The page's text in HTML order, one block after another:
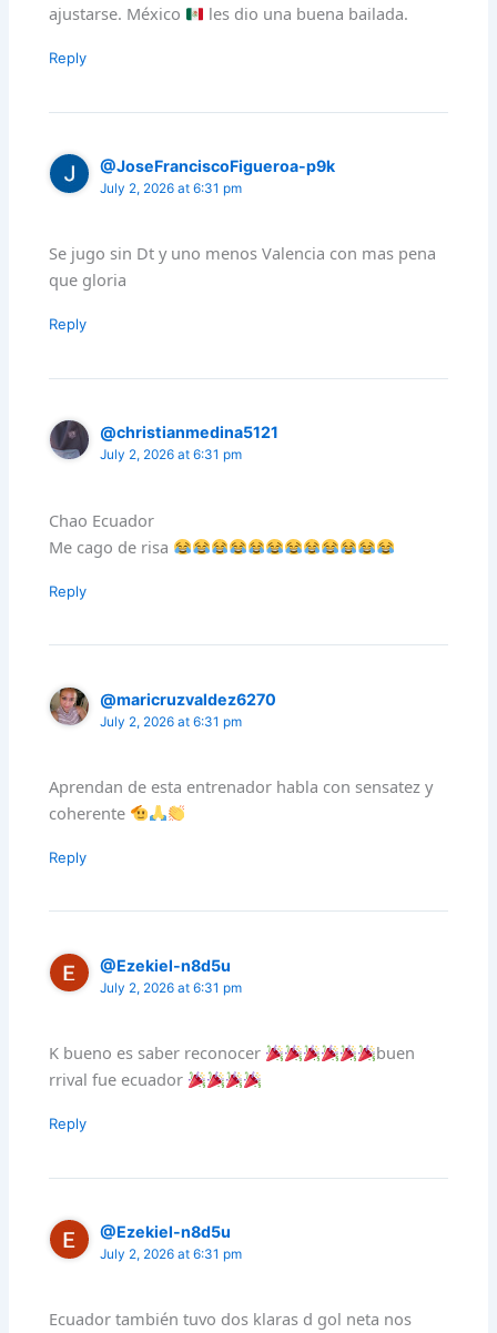
ajustarse. México
les dio una buena bailada.
Reply
@JoseFranciscoFigueroa-p9k
July 2, 2026 at 6:31 pm
Se jugo sin Dt y uno menos Valencia con mas pena
que gloria
Reply
@christianmedina5121
July 2, 2026 at 6:31 pm
Chao Ecuador
Me cago de risa
Reply
@maricruzvaldez6270
July 2, 2026 at 6:31 pm
Aprendan de esta entrenador habla con sensatez y
coherente
Reply
@Ezekiel-n8d5u
July 2, 2026 at 6:31 pm
K bueno es saber reconocer
buen
rrival fue ecuador
Reply
@Ezekiel-n8d5u
July 2, 2026 at 6:31 pm
Ecuador también tuvo dos klaras d gol neta nos